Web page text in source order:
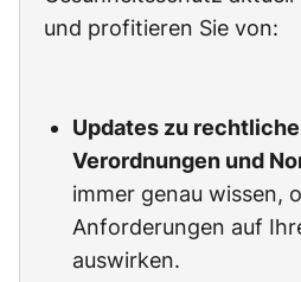
und profitieren Sie von:
Updates zu
Verordnungen und
immer genau wissen,
Anforderungen auf
auswirken.